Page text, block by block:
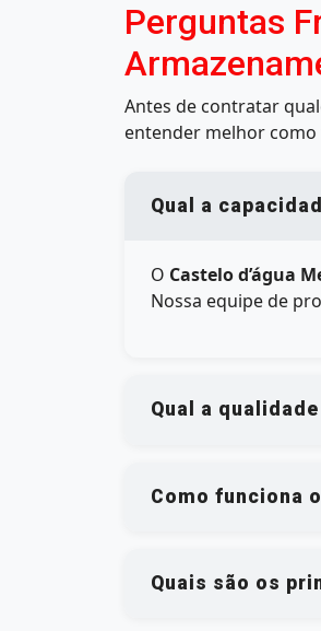
Perguntas
Antes de contratar
entender melhor
Qual a
O Castelo d’água
Nossa equipe de
Qual a
Como funciona
Quais são os